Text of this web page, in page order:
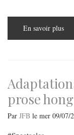
En savoir plus
prose
Par JFB le mer 09/07/